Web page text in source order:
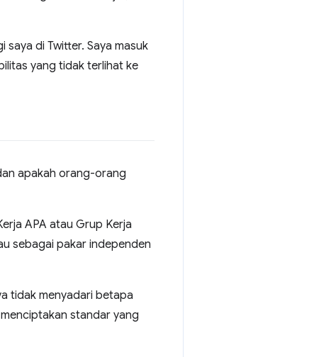
di Twitter. Saya masuk
yang tidak terlihat ke
apakah orang-orang
APA atau Grup Kerja
sebagai pakar independen
tidak menyadari betapa
standar yang